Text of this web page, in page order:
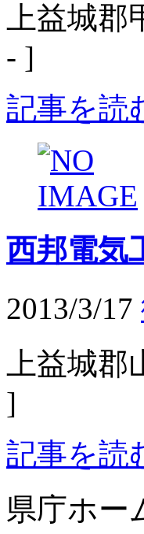
上益城
- ]
記事を読
西邦電気
2013/3/17
上益城
]
記事を読
県庁ホー